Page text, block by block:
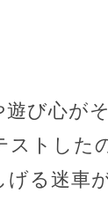
び心が
ストした
る迷車